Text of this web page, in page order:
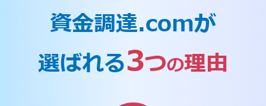
資金調達.comが
選ばれる3つの理由